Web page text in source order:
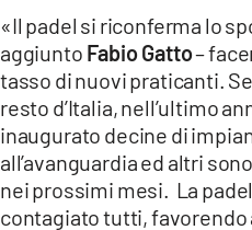
APPLE
«Il padel si riconferma lo
aggiunto Fabio Gatto–
tasso di nuovi praticanti.
resto d’Italia, nell’ultimo
inaugurato decine di
all’avanguardia ed altri
nei prossimi mesi. La
contagiato tutti, favorendo